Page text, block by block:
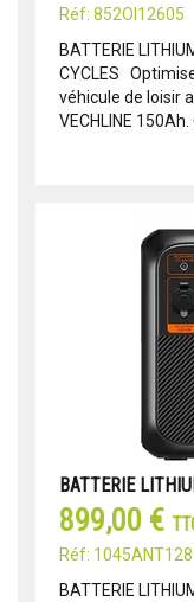
Réf: 852OI12605
BATTERIE
CYCLES
véhicule de loisir
VECHLINE 150Ah.
BATTERIE
899,00 €
Réf:
BATTERIE